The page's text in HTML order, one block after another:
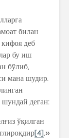
билан
деб
бу иш
бўлиб,
мана шудир.
шундай деган:
ўқилган
[4].»